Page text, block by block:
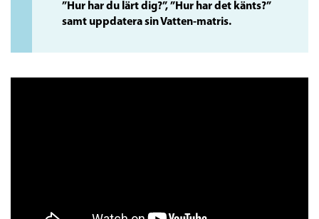
”Hur har du lärt dig?”, ”Hur har det känts?”
samt uppdatera sin Vatten-matris.